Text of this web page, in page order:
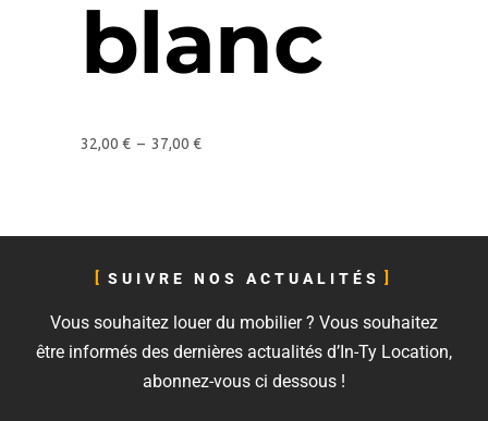
blanc
32,00 € – 37,00 €
SUIVRE NOS ACTUALITÉS
Vous souhaitez louer du mobilier ? Vous souhaitez
être informés des dernières actualités d’In-Ty Location,
abonnez-vous ci dessous !